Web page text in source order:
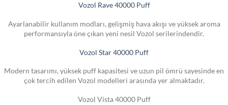
Vozol Rave 40000 Puff
Ayarlanabilir kullanım modları, gelişmiş hava akışı ve yüksek aroma
performansıyla öne çıkan yeni nesil Vozol serilerindendir.
Vozol Star 40000 Puff
Modern tasarımı, yüksek puff kapasitesi ve uzun pil ömrü sayesinde en
çok tercih edilen Vozol modelleri arasında yer almaktadır.
Vozol Vista 40000 Puff